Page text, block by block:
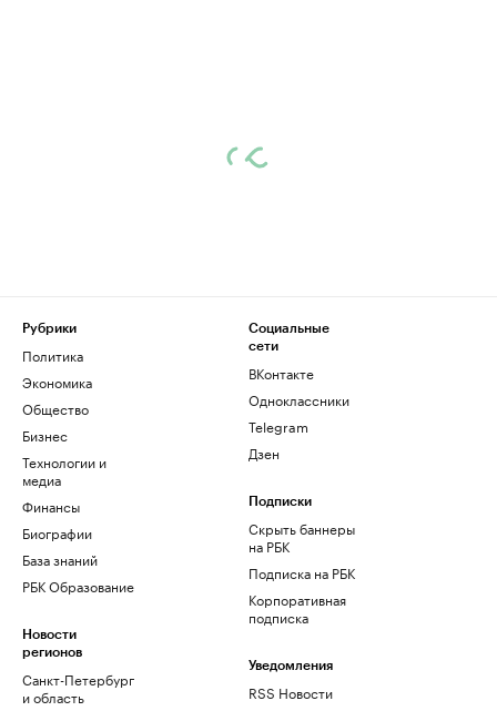
Рубрики
Политика
Экономика
Общество
Бизнес
Технологии и
медиа
Финансы
Биографии
База знаний
РБК Образование
Новости
регионов
Санкт-Петербург
и область
Социальные
сети
ВКонтакте
Одноклассники
Telegram
Дзен
Подписки
Скрыть баннеры
на РБК
Подписка на РБК
Корпоративная
подписка
Уведомления
RSS Новости